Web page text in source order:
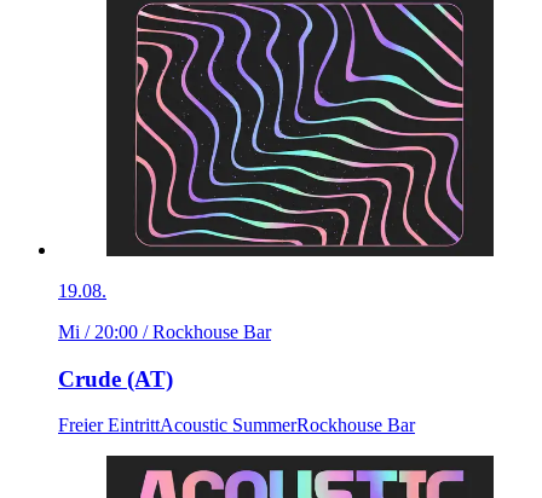
19.08.
Mi / 20:00 / Rockhouse Bar
Crude (AT)
Freier EintrittAcoustic SummerRockhouse Bar